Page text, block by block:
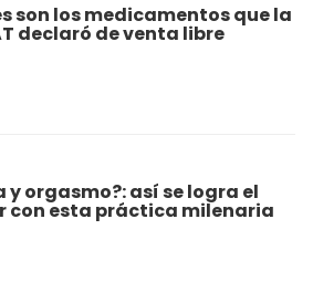
son los medicamentos que la
declaró de venta libre
y orgasmo?: así se logra el
con esta práctica milenaria